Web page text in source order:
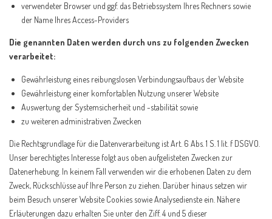
verwendeter Browser und ggf. das Betriebssystem Ihres Rechners sowie
der Name Ihres Access-Providers
Die genannten Daten werden durch uns zu folgenden Zwecken
verarbeitet:
Gewährleistung eines reibungslosen Verbindungsaufbaus der Website
Gewährleistung einer komfortablen Nutzung unserer Website
Auswertung der Systemsicherheit und -stabilität sowie
zu weiteren administrativen Zwecken
Die Rechtsgrundlage für die Datenverarbeitung ist Art. 6 Abs. 1 S. 1 lit. f DSGVO.
Unser berechtigtes Interesse folgt aus oben aufgelisteten Zwecken zur
Datenerhebung. In keinem Fall verwenden wir die erhobenen Daten zu dem
Zweck, Rückschlüsse auf Ihre Person zu ziehen. Darüber hinaus setzen wir
beim Besuch unserer Website Cookies sowie Analysedienste ein. Nähere
Erläuterungen dazu erhalten Sie unter den Ziff. 4 und 5 dieser